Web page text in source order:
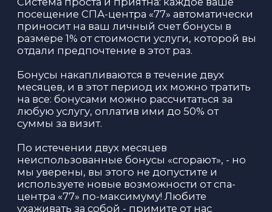
ПОМОЧЬ ВАМ
С ВЫБОРОМ?
Наши специалисты с удовольствием
помогут Вам сделать выбор, исходя из
Ваших пожеланий и предпочтений!